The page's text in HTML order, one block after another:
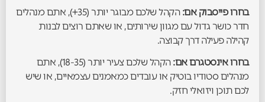
בחרו פייסבוק אם:
הקהל שלכם מבוגר יותר (35+), אתם מנהלים
חדר כושר גדול עם מגוון שירותים, או שאתם רוצים לבנות
קהילה פעילה דרך קבוצה.
בחרו אינסטגרם אם:
הקהל שלכם צעיר יותר (18-35), אתם
מנהלים סטודיו בוטיק או עובדים כמאמנים עצמאיים, או שיש
לכם תוכן ויזואלי חזק.